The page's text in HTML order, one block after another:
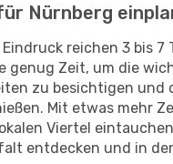
Nürnberg
reichen 3 bis 7
genug Zeit, um die
zu besichtigen und
Mit etwas mehr
Viertel
entdecken und in